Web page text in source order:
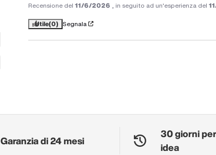
Recensione del11/6/2026 , in seguito ad un'esperienza del
Utile(0) Segnala
Garanzia di 24 mesi
30 giorni
idea